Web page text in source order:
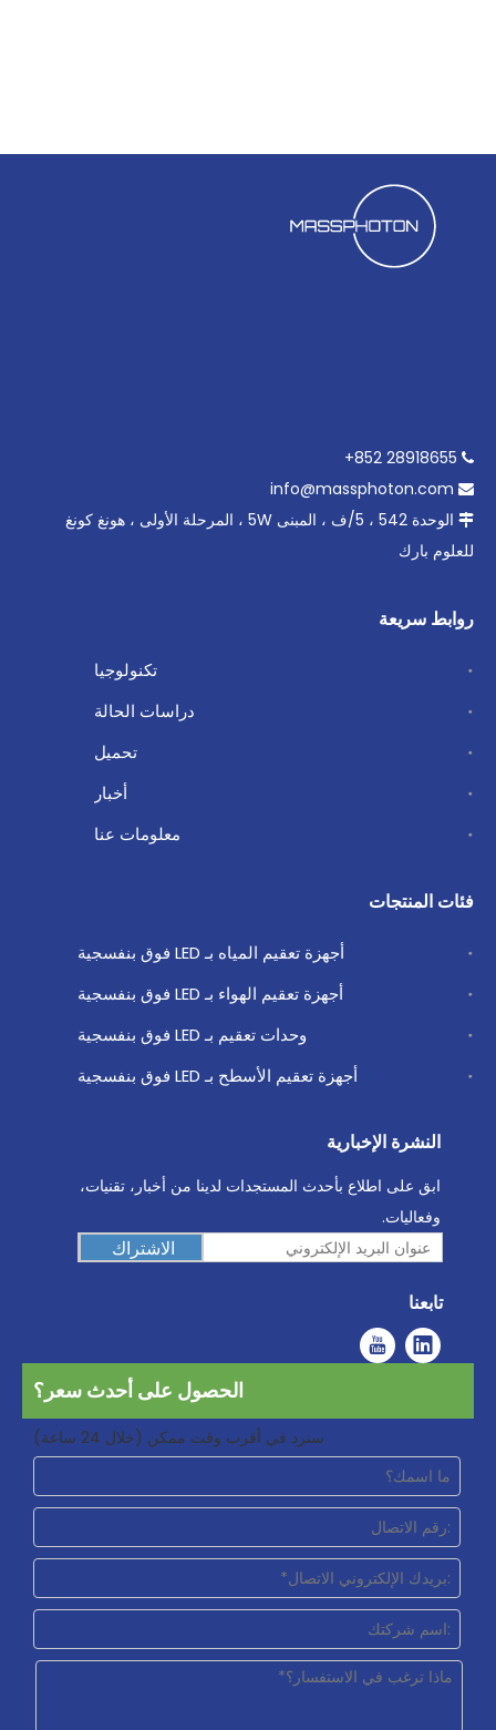



الوحدة 542 ، 5/ف ، المبنى 5W ، المرحلة الأولى ، هونغ كونغ
للعلوم بارك
روابط سريعة
تكنولوجيا
دراسات الحالة
تحميل
أخبار
معلومات عنا
فئات المنتجات
أجهزة تعقيم المياه بـ LED فوق بنفسجية
أجهزة تعقيم الهواء بـ LED فوق بنفسجية
وحدات تعقيم بـ LED فوق بنفسجية
أجهزة تعقيم الأسطح بـ LED فوق بنفسجية
النشرة الإخبارية
ابق على اطلاع بأحدث المستجدات لدينا من أخبار، تقنيات،
وفعاليات.
الاشتراك
تابعنا
الحصول على أحدث سعر؟
سنرد في أقرب وقت ممكن (خلال 24 ساعة)